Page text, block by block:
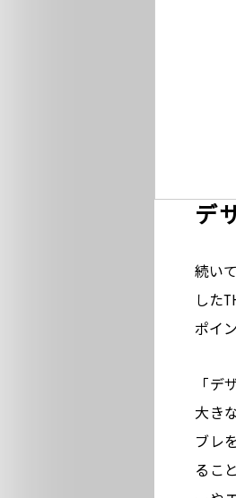
デ
続い
した
ポイ
「デ
大き
ブレ
るこ